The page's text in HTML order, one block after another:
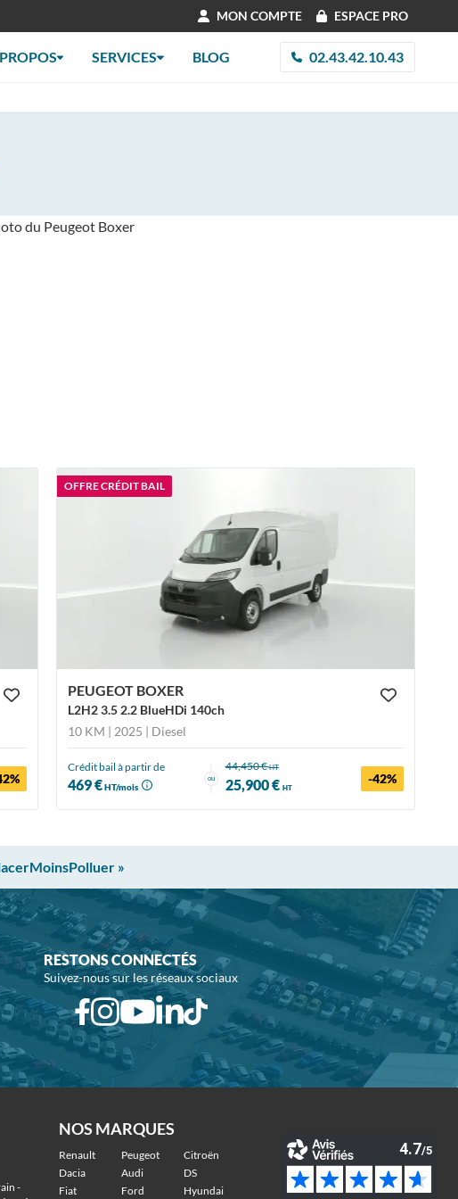
MON COMPTE ESPACE PRO
SERVICES BLOG 02.43.42.10.43
OFFRE CRÉDIT BAIL
PEUGEOT BOXER
L2H2 3.5 2.2 BlueHDi 140ch
10 KM | 2025 | Diesel
Crédit bail à partir de
469 €HT/mois
ou
44,450 €HT
25,900 € HT
-42%
»
RESTONS CONNECTÉS
Suivez-nous sur les réseaux sociaux
-
NOS MARQUES
Renault Peugeot
Citroën
Dacia
Audi
DS
Fiat
Ford Hyundai